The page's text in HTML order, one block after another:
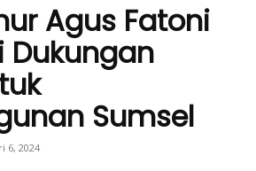
Agus Fatoni
Dukungan
Sumsel
6, 2024